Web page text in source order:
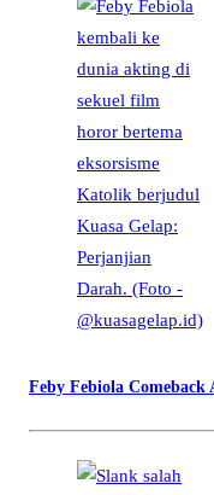
Feby Febiola